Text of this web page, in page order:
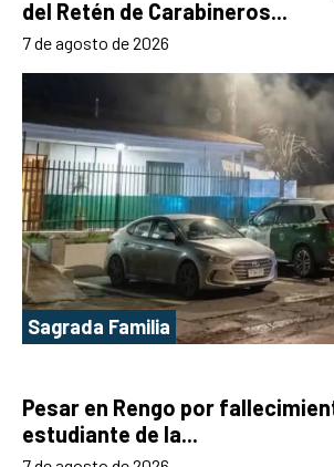
del Retén de Carabineros...
7 de agosto de 2026
Sagrada Familia
Pesar en Rengo por
estudiante de la...